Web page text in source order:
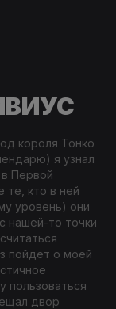
короля Тонко
я узнал
Первой
те, кто в ней
уровень) они
нашей-то точки
пойдет о моей
пользоваться
двор